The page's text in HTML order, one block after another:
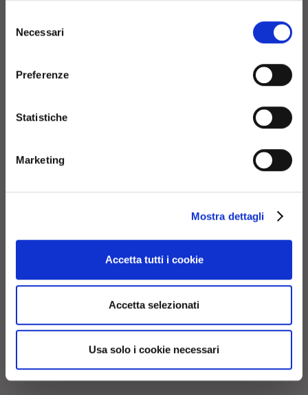
delNecessari
Preferenze
Statistiche
Marketing
Mostra dettagli
Accetta tutti i cookie
Accetta selezionati
Usa solo i cookie necessari
country or geographical are
current products and
Browse
References
Contacts Login
Follow
Pinterest
Youtube